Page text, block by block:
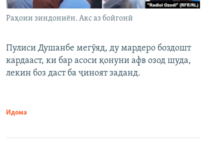
Раҳоии зиндониён. Акс аз бойгонӣ
Пулиси Душанбе мегӯяд, ду мардеро боздошт
кардааст, ки бар асоси қонуни афв озод шуда,
лекин боз даст ба ҷиноят заданд.
Идома